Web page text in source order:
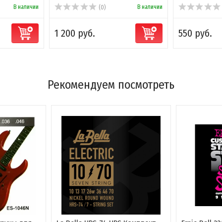
(0) В наличии
руб.
(0) В наличии
Рекомендуем посмотреть